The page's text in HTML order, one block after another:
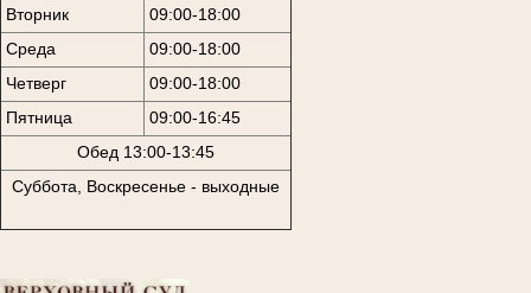
Вторник
09:00-18:00
Среда
09:00-18:00
Четверг
09:00-18:00
Пятница
09:00-16:45
Обед 13:00-13:45
Суббота, Воскресенье - выходные